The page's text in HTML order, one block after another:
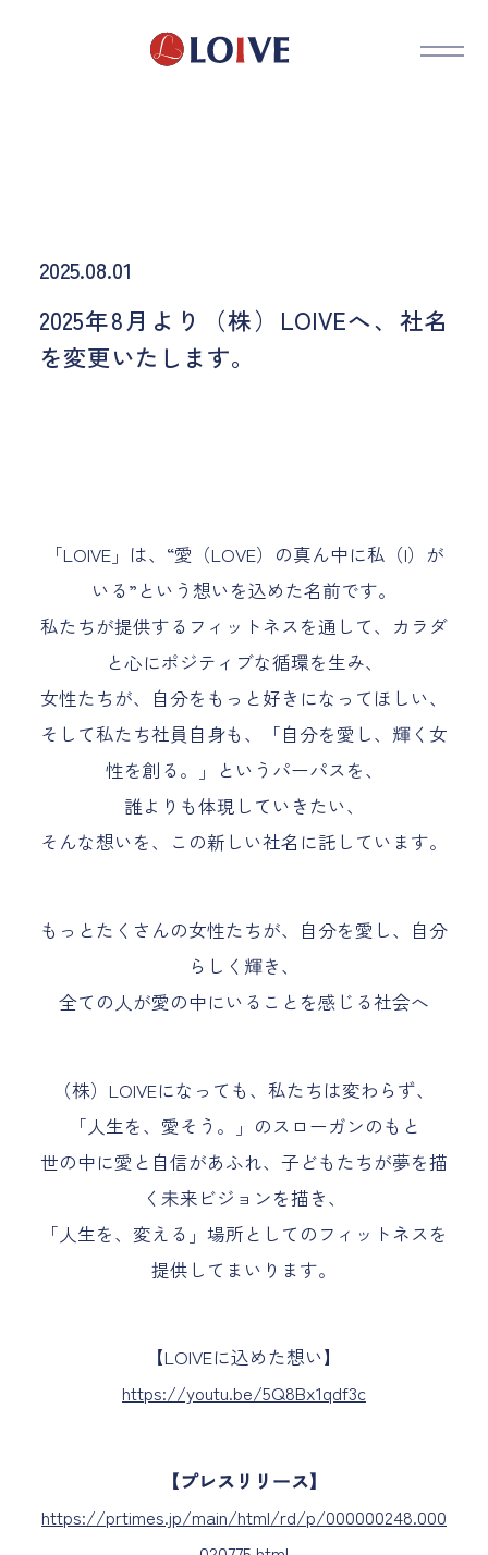
2025.08.01
2025年8月より（株）LOIVEへ、社名
を変更いたします。
「LOIVE」は、“愛（LOVE）の真ん中に私（I）が
いる”という想いを込めた名前です。
私たちが提供するフィットネスを通して、カラダ
と心にポジティブな循環を生み、
女性たちが、自分をもっと好きになってほしい、
そして私たち社員自身も、「自分を愛し、輝く女
性を創る。」というパーパスを、
誰よりも体現していきたい、
そんな想いを、この新しい社名に託しています。
もっとたくさんの女性たちが、自分を愛し、自分
らしく輝き、
全ての人が愛の中にいることを感じる社会へ
（株）LOIVEになっても、私たちは変わらず、
「人生を、愛そう。」のスローガンのもと
世の中に愛と自信があふれ、子どもたちが夢を描
く未来ビジョンを描き、
「人生を、変える」場所としてのフィットネスを
提供してまいります。
【LOIVEに込めた想い】
https://youtu.be/5Q8Bx1qdf3c
【プレスリリース】
https://prtimes.jp/main/html/rd/p/000000248.000